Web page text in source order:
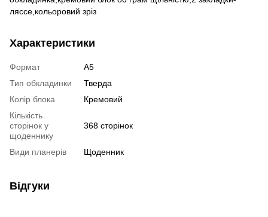
ляссе,кольоровий зріз
Характеристики
Формат
А5
Тип обкладинки
Тверда
Колір блока
Кремовий
Кількість
сторінок у
щоденнику
368 сторінок
Види планерів Щоденник
Відгуки